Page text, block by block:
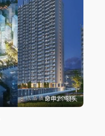
命中3个镜头